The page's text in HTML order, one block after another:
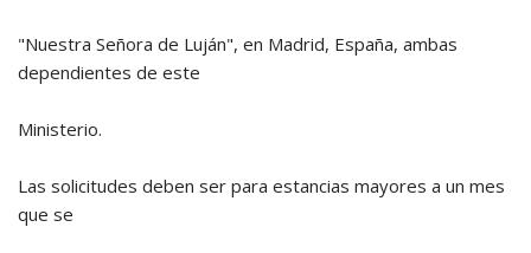
"Nuestra Señora de Luján", en Madrid, España, ambas
dependientes de este
Ministerio.
Las solicitudes deben ser para estancias mayores a un mes
que se